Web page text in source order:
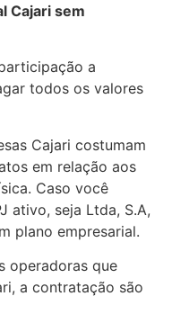
Cajari sem
a
todos os valores
Cajari costumam
em relação aos
Caso você
ativo, seja Ltda, S.A,
plano empresarial.
operadoras que
a contratação são